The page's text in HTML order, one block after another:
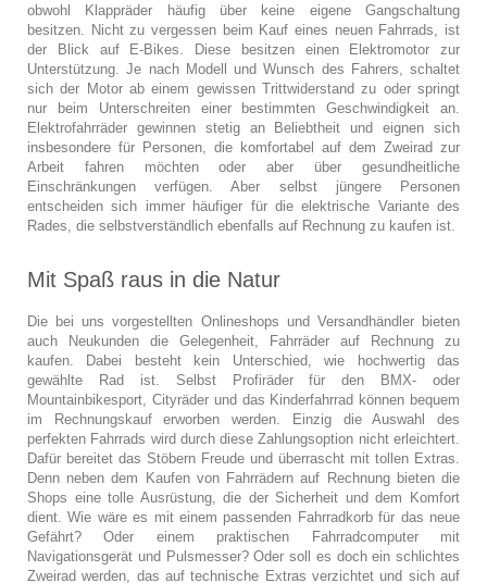
obwohl Klappräder häufig über keine eigene Gangschaltung
besitzen. Nicht zu vergessen beim Kauf eines neuen Fahrrads, ist
der Blick auf E-Bikes. Diese besitzen einen Elektromotor zur
Unterstützung. Je nach Modell und Wunsch des Fahrers, schaltet
sich der Motor ab einem gewissen Trittwiderstand zu oder springt
nur beim Unterschreiten einer bestimmten Geschwindigkeit an.
Elektrofahrräder gewinnen stetig an Beliebtheit und eignen sich
insbesondere für Personen, die komfortabel auf dem Zweirad zur
Arbeit fahren möchten oder aber über gesundheitliche
Einschränkungen verfügen. Aber selbst jüngere Personen
entscheiden sich immer häufiger für die elektrische Variante des
Rades, die selbstverständlich ebenfalls auf Rechnung zu kaufen ist.
Mit Spaß raus in die Natur
Die bei uns vorgestellten Onlineshops und Versandhändler bieten
auch Neukunden die Gelegenheit, Fahrräder auf Rechnung zu
kaufen. Dabei besteht kein Unterschied, wie hochwertig das
gewählte Rad ist. Selbst Profiräder für den BMX- oder
Mountainbikesport, Cityräder und das Kinderfahrrad können bequem
im Rechnungskauf erworben werden. Einzig die Auswahl des
perfekten Fahrrads wird durch diese Zahlungsoption nicht erleichtert.
Dafür bereitet das Stöbern Freude und überrascht mit tollen Extras.
Denn neben dem Kaufen von Fahrrädern auf Rechnung bieten die
Shops eine tolle Ausrüstung, die der Sicherheit und dem Komfort
dient. Wie wäre es mit einem passenden Fahrradkorb für das neue
Gefährt? Oder einem praktischen Fahrradcomputer mit
Navigationsgerät und Pulsmesser? Oder soll es doch ein schlichtes
Zweirad werden, das auf technische Extras verzichtet und sich auf